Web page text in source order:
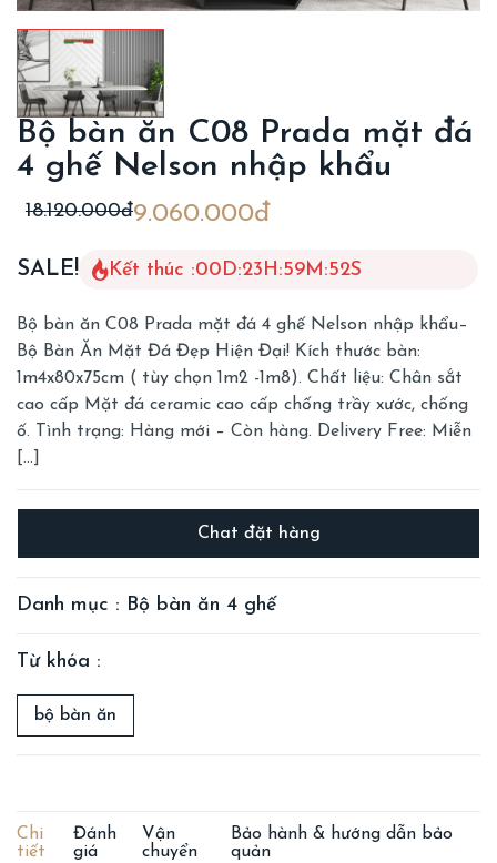
Bộ bàn ăn C08 Prada mặt đá
4 ghế Nelson nhập khẩu
18.120.000đ9.060.000đ
SALE! Kết thúc :00D:23H:59M:50S
Bộ bàn ăn C08 Prada mặt đá 4 ghế Nelson nhập khẩu–
Bộ Bàn Ăn Mặt Đá Đẹp Hiện Đại! Kích thước bàn:
1m4x80x75cm ( tùy chọn 1m2 -1m8). Chất liệu: Chân sắt
cao cấp Mặt đá ceramic cao cấp chống trầy xước, chống
ố. Tình trạng: Hàng mới – Còn hàng. Delivery Free: Miễn
[…]
Danh mục : Bộ bàn ăn 4 ghế
Từ khóa :
bộ bàn ăn
Chi
tiết
Đánh
giá
Vận
chuyển
Bảo hành & hướng dẫn bảo
quản